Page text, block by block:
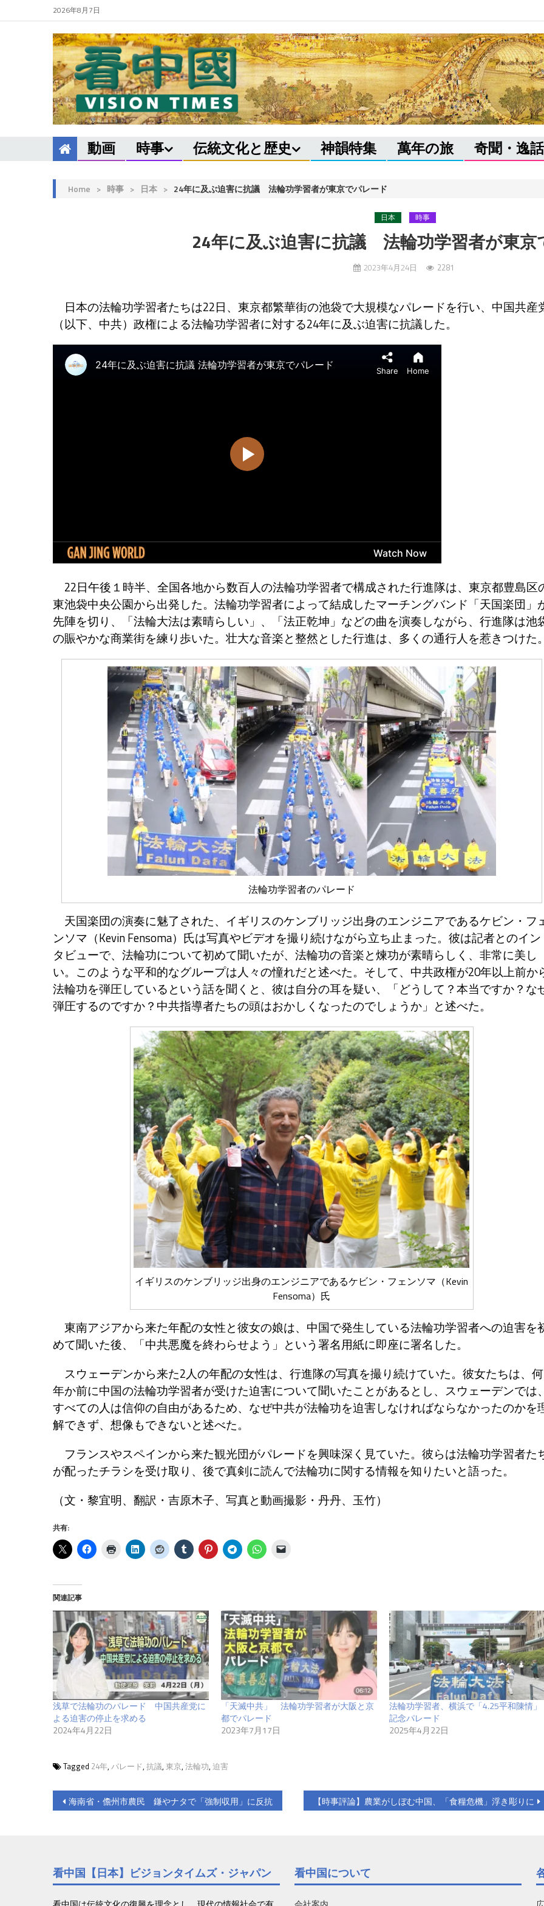
2026年8月7日
動画 時事 伝統文化と歴史 神韻特集 萬年の旅 奇聞・逸話
Home > 時事 > 日本 > 24年に及ぶ迫害に抗議 法輪功学習者が東京でパレード
日本 時事
24年に及ぶ迫害に抗議 法輪功学習者が東京
2023年4月24日 2281
日本の法輪功学習者たちは22日、東京都繁華街の池袋で大規模なパレードを行い、中国共産
（以下、中共）政権による法輪功学習者に対する24年に及ぶ迫害に抗議した。
22日午後１時半、全国各地から数百人の法輪功学習者で構成された行進隊は、東京都豊島区
東池袋中央公園から出発した。法輪功学習者によって結成したマーチングバンド「天国楽団」
先陣を切り、「法輪大法は素晴らしい」、「法正乾坤」などの曲を演奏しながら、行進隊は池
の賑やかな商業街を練り歩いた。壮大な音楽と整然とした行進は、多くの通行人を惹きつけた。
法輪功学習者のパレード
天国楽団の演奏に魅了された、イギリスのケンブリッジ出身のエンジニアであるケビン・フ
ンソマ（Kevin Fensoma）氏は写真やビデオを撮り続けながら立ち止まった。彼は記者とのイン
タビューで、法輪功について初めて聞いたが、法輪功の音楽と煉功が素晴らしく、非常に美し
い。このような平和的なグループは人々の憧れだと述べた。そして、中共政権が20年以上前か
法輪功を弾圧しているという話を聞くと、彼は自分の耳を疑い、「どうして？本当ですか？な
弾圧するのですか？中共指導者たちの頭はおかしくなったのでしょうか」と述べた。
イギリスのケンブリッジ出身のエンジニアであるケビン・フェンソマ（Kevin
Fensoma）氏
東南アジアから来た年配の女性と彼女の娘は、中国で発生している法輪功学習者への迫害を
めて聞いた後、「中共悪魔を終わらせよう」という署名用紙に即座に署名した。
スウェーデンから来た2人の年配の女性は、行進隊の写真を撮り続けていた。彼女たちは、何
年か前に中国の法輪功学習者が受けた迫害について聞いたことがあるとし、スウェーデンでは、
すべての人は信仰の自由があるため、なぜ中共が法輪功を迫害しなければならなかったのかを
解できず、想像もできないと述べた。
フランスやスペインから来た観光団がパレードを興味深く見ていた。彼らは法輪功学習者た
が配ったチラシを受け取り、後で真剣に読んで法輪功に関する情報を知りたいと語った。
（文・黎宜明、翻訳・吉原木子、写真と動画撮影・丹丹、玉竹）
共有:
関連記事
浅草で法輪功のパレード 中国共産党に
よる迫害の停止を求める
2024年4月22日
「天滅中共」 法輪功学習者が大阪と京
都でパレード
2023年7月17日
法輪功学習者、横浜で「4.25平和陳情」
記念パレード
2025年4月22日
Tagged 24年, パレード, 抗議, 東京, 法輪功, 迫害
投
ビ
ゲ
海南省・儋州市農民 鎌やナタで「強制収用」に反抗 【時事評論】農業がしぼむ中国、「食糧危機」浮き彫りに
看中国【日本】ビジョンタイムズ・ジャパン 看中国について